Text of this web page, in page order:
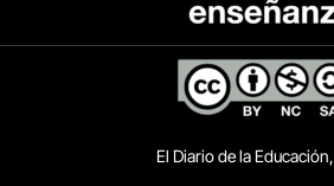
El Diario de la